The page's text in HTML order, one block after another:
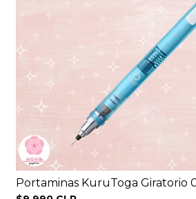
Portaminas KuruToga Giratorio